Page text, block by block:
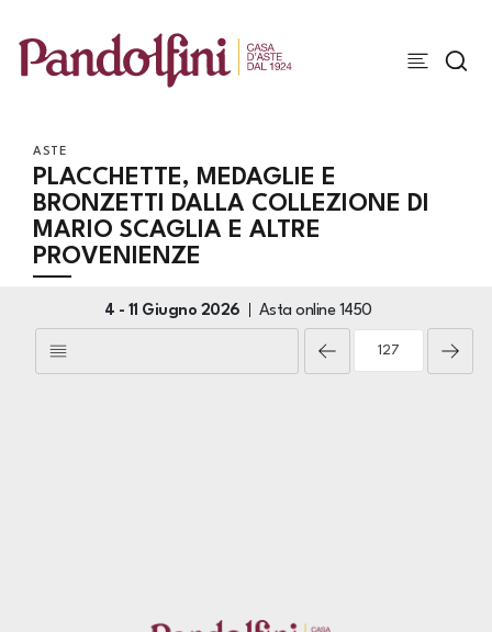
ASTE
PLACCHETTE, MEDAGLIE E
BRONZETTI DALLA COLLEZIONE DI
MARIO SCAGLIA E ALTRE
PROVENIENZE
4 - 11 Giugno 2026 Asta online 1450